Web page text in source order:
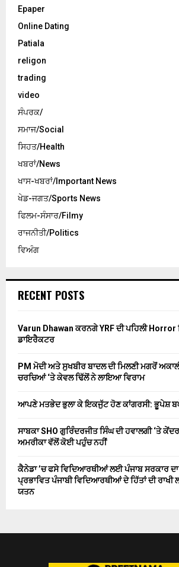
Epaper
Online Dating
Patiala
religon
trading
video
ਸੰਪਰਕ/
ਸਮਾਜ/Social
ਸਿਹਤ/Health
ਖਬਰਾਂ/News
ਖਾਸ-ਖਬਰਾਂ/Important News
ਖੇਡ-ਜਗਤ/Sports News
ਫਿਲਮ-ਸੰਸਾਰ/Filmy
ਰਾਜਨੀਤੀ/Politics
ਵਿਅੰਗ
RECENT POSTS
Varun Dhawan ਕਰਨਗੇ YRF ਦੀ ਪਹਿਲੀ
ਡਾਇਰੈਕਟਰ
PM ਮੋਦੀ ਅਤੇ ਸੁਖਬੀਰ ਬਾਦਲ ਦੀ ਮਿਲਣੀ ਮਗਰੋਂ
ਚਰਚਿਆਂ ‘ਤੇ ਕੇਵਲ ਢਿੱਲੋਂ ਨੇ ਲਾਇਆ ਵਿਰਾਮ
ਆਪਣੇ ਮਤਭੇਦ ਭੁਲਾ ਕੇ ਇਕਜੁੱਟ ਹੋਣ ਕਾਂਗਰਸੀ: ਭੂਪੇਸ਼
ਸਾਬਕਾ SHO ਗੁਰਿੰਦਰਜੀਤ ਸਿੰਘ ਦੀ ਹਵਾਲਗੀ ‘ਤੇ
ਅਮਰੀਕਾ ਵੱਲੋਂ ਕੋਈ ਪਹੁੰਚ ਨਹੀਂ
ਕੈਨੇਡਾ ’ਚ ਫਸੇ ਵਿਦਿਆਰਥੀਆਂ ਲਈ ਪੰਜਾਬ ਸਰਕਾਰ ਦਾ
ਪ੍ਰਭਾਵਿਤ ਪੰਜਾਬੀ ਵਿਦਿਆਰਥੀਆਂ ਦੇ ਹਿੱਤਾਂ ਦੀ
ਯਤਨ